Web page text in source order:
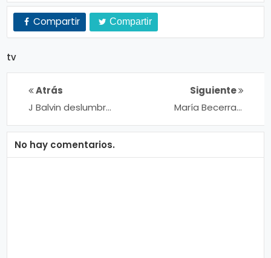
Compartir Compartir
tv
Siguiente
María Becerra y
estrenan
Atrás
J Balvin deslumbra
Samurai" en la
portada de TMRW
No hay comentarios.